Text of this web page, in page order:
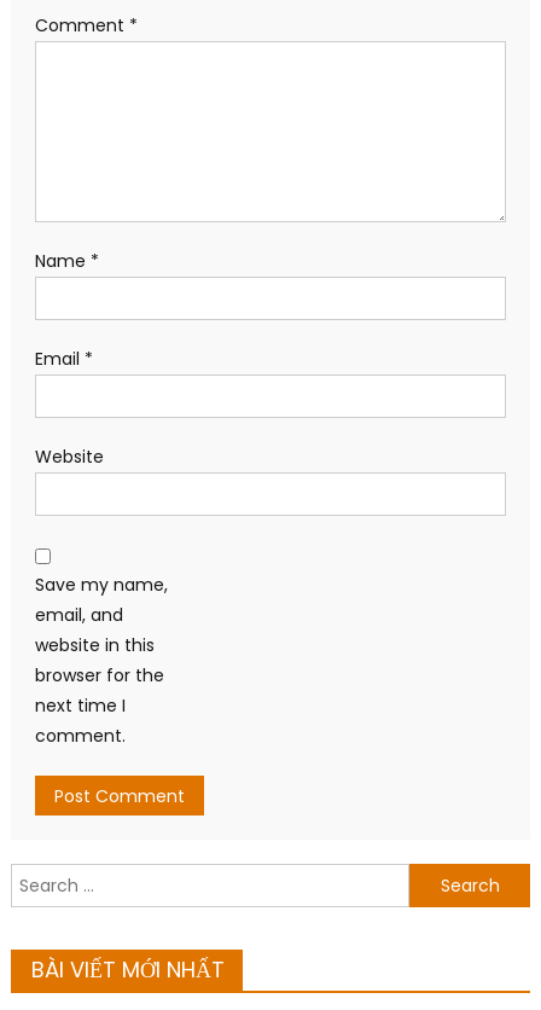
Comment *
Name *
Email *
Website
Save my name,
email, and
website in this
browser for the
next time I
comment.
Search
for:
BÀI VIẾT MỚI NHẤT